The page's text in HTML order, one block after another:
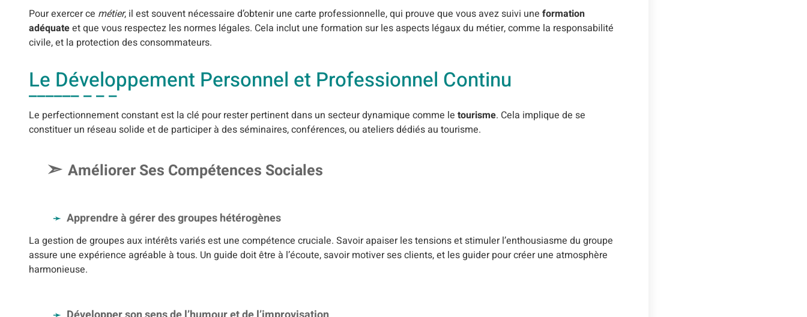
Pour exercer ce métier, il est souvent nécessaire d’obtenir une carte professionnelle, qui prouve que vous avez suivi une formation
adéquateet que vous respectez les normes légales. Cela inclut une formation sur les aspects légaux du métier, comme la responsabilité
civile, et la protection des consommateurs.
Le Développement Personnel et Professionnel Continu
Le perfectionnement constant est la clé pour rester pertinent dans un secteur dynamique comme le tourisme. Cela implique de se
constituer un réseau solide et de participer à des séminaires, conférences, ou ateliers dédiés au tourisme.
Améliorer Ses Compétences Sociales
Apprendre à gérer des groupes hétérogènes
La gestion de groupes aux intérêts variés est une compétence cruciale. Savoir apaiser les tensions et stimuler l’enthousiasme du groupe
assure une expérience agréable à tous. Un guide doit être à l’écoute, savoir motiver ses clients, et les guider pour créer une atmosphère
harmonieuse.